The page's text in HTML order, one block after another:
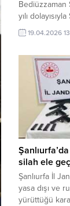
Bediüzzaman
yılı
panelde,
toplumsal
Necmettin
İnsaniyet ve
hürriyet,
yoğun
Merkezi –
Sanat...
19.04.2026
silah ele
Şanlıurfa İl
yasa dışı ve
yürüttüğü